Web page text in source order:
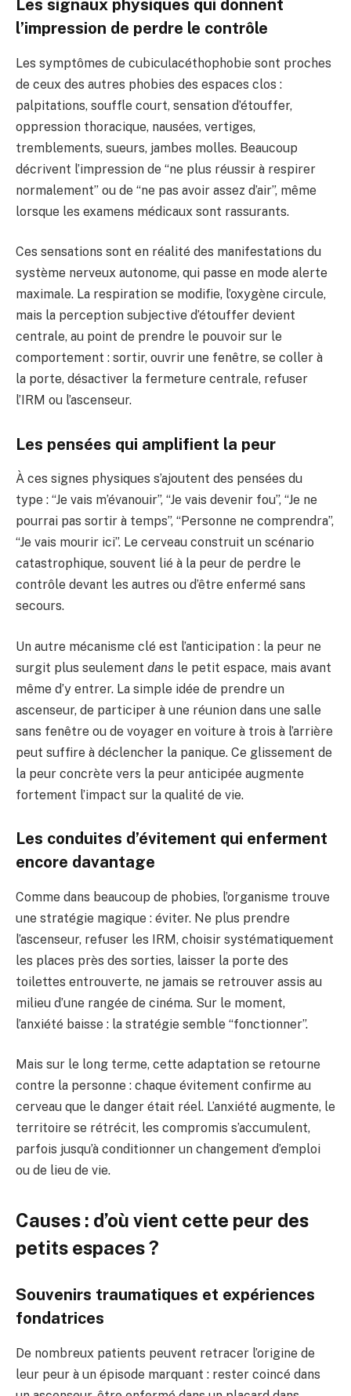
Les signaux physiques qui donnent
l’impression de perdre le contrôle
Les symptômes de cubiculacéthophobie sont proches
de ceux des autres phobies des espaces clos :
palpitations, souffle court, sensation d’étouffer,
oppression thoracique, nausées, vertiges,
tremblements, sueurs, jambes molles. Beaucoup
décrivent l’impression de “ne plus réussir à respirer
normalement” ou de “ne pas avoir assez d’air”, même
lorsque les examens médicaux sont rassurants.
Ces sensations sont en réalité des manifestations du
système nerveux autonome, qui passe en mode alerte
maximale. La respiration se modifie, l’oxygène circule,
mais la perception subjective d’étouffer devient
centrale, au point de prendre le pouvoir sur le
comportement : sortir, ouvrir une fenêtre, se coller à
la porte, désactiver la fermeture centrale, refuser
l’IRM ou l’ascenseur.
Les pensées qui amplifient la peur
À ces signes physiques s’ajoutent des pensées du
type : “Je vais m’évanouir”, “Je vais devenir fou”, “Je ne
pourrai pas sortir à temps”, “Personne ne comprendra”,
“Je vais mourir ici”. Le cerveau construit un scénario
catastrophique, souvent lié à la peur de perdre le
contrôle devant les autres ou d’être enfermé sans
secours.
Un autre mécanisme clé est l’anticipation : la peur ne
surgit plus seulement dans le petit espace, mais avant
même d’y entrer. La simple idée de prendre un
ascenseur, de participer à une réunion dans une salle
sans fenêtre ou de voyager en voiture à trois à l’arrière
peut suffire à déclencher la panique. Ce glissement de
la peur concrète vers la peur anticipée augmente
fortement l’impact sur la qualité de vie.
Les conduites d’évitement qui enferment
encore davantage
Comme dans beaucoup de phobies, l’organisme trouve
une stratégie magique : éviter. Ne plus prendre
l’ascenseur, refuser les IRM, choisir systématiquement
les places près des sorties, laisser la porte des
toilettes entrouverte, ne jamais se retrouver assis au
milieu d’une rangée de cinéma. Sur le moment,
l’anxiété baisse : la stratégie semble “fonctionner”.
Mais sur le long terme, cette adaptation se retourne
contre la personne : chaque évitement confirme au
cerveau que le danger était réel. L’anxiété augmente, le
territoire se rétrécit, les compromis s’accumulent,
parfois jusqu’à conditionner un changement d’emploi
ou de lieu de vie.
Causes : d’où vient cette peur des
petits espaces ?
Souvenirs traumatiques et expériences
fondatrices
De nombreux patients peuvent retracer l’origine de
leur peur à un épisode marquant : rester coincé dans